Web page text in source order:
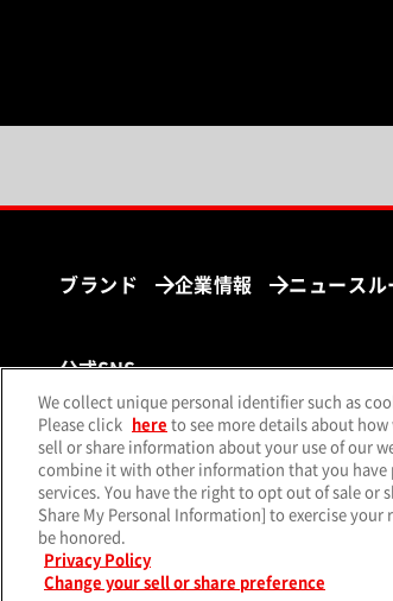
ブランド 企業情報 ニュースル
公式SNS
X（旧Twitter）（別ウィンドウで開く）
Facebook（別ウ
We collect unique personal identifier such as
Please click
here to see more details about
sell or share information about your use of our
combine it with other information that you
services. You have the right to opt out of sale or
Share My Personal Information] to exercise
be honored.
Privacy Policy
Change your sell or share preference